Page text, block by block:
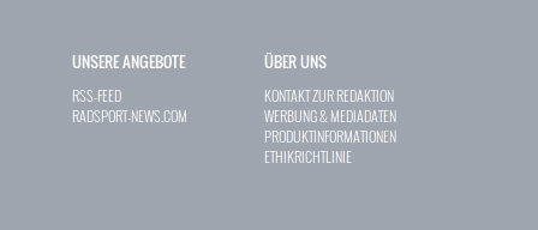
UNSERE ANGEBOTE
RSS-FEED
RADSPORT-NEWS.COM
ÜBER UNS
KONTAKT ZUR REDAKTION
WERBUNG & MEDIADATEN
PRODUKTINFORMATIONEN
ETHIKRICHTLINIE